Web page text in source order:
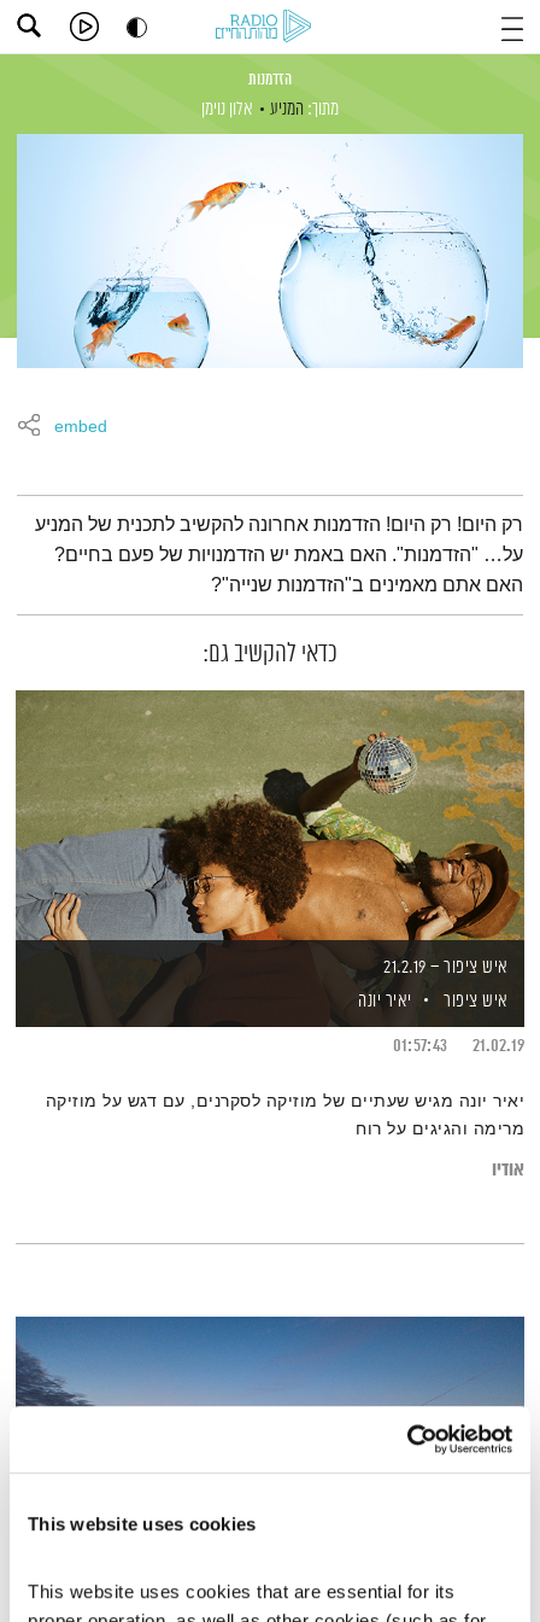
This website uses cookies
This website uses cookies that are essential for its
הזדמנות
מתוך: המניע אלון נוימן
embed
תמצית הפודקאסט
רק היום! רק היום! הזדמנות אחרונה להקשיב לתכנית של המניע
על… "הזדמנות". האם באמת יש הזדמנויות של פעם בחיים?
האם אתם מאמינים ב"הזדמנות שנייה"?
כדאי להקשיב גם:
איש ציפור – 21.2.19
איש ציפור
יאיר יונה
21.02.19
01:57:43
יאיר יונה מגיש שעתיים של מוזיקה לסקרנים, עם דגש על מוזיקה
מרימה והגיגים על רוח
אודיו
אייל תלמודי